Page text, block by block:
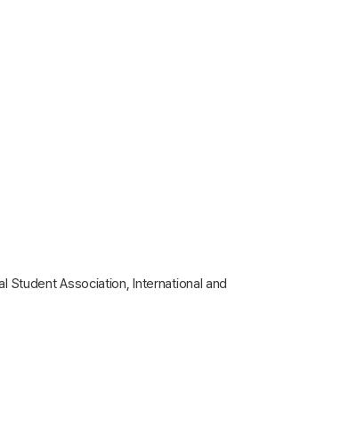
Student Association, International and